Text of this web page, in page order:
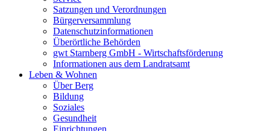
Satzungen und Verordnungen
Bürgerversammlung
Datenschutzinformationen
Überörtliche Behörden
gwt Starnberg GmbH - Wirtschaftsförderung
Informationen aus dem Landratsamt
Leben & Wohnen
Über Berg
Bildung
Soziales
Gesundheit
Einrichtungen